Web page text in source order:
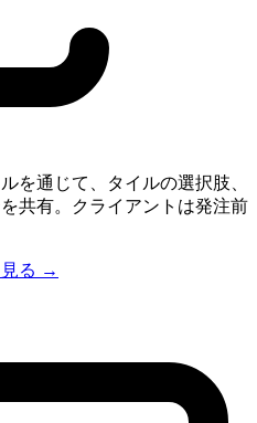
を通じて、タイルの選択肢、
共有。クライアントは発注前
見る →